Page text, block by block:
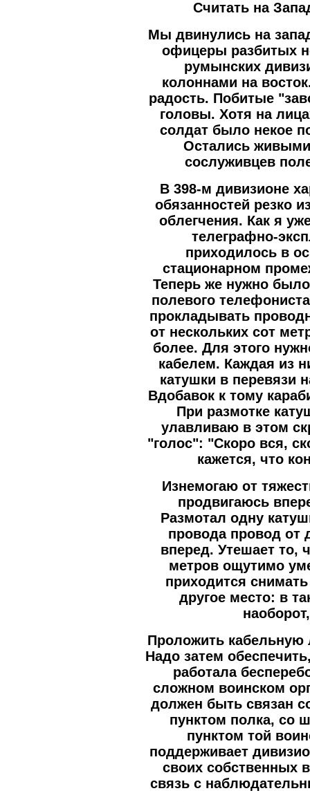
Считать на
Мы двинулись на
офицеры разбитых
румынских
колоннами на
радость. Побитые
головы. Хотя на
солдат было некое
Остались
сослуживцев
В 398-м дивизионе
обязанностей резко
облегчения. Как я
телеграфно-
приходилось в
стационарном
Теперь же нужно
полевого
прокладывать
от нескольких сот
более. Для этого
кабелем. Каждая из
катушки в перевязи
Вдобавок к тому
При размотке
улавливаю в этом
"голос": "Скоро вся,
кажется, что
Изнемогаю от
продвигаюсь
Размотал одну
провода провод от
вперед. Утешает то,
метров ощутимо
приходится
другое место: в
Проложить
Надо затем
работала
сложном воинском
должен быть связан
пунктом полка, со
пунктом той
поддерживает
своих собственных
связь с